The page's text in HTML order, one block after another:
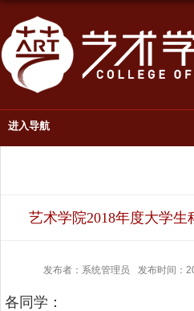
进入导航
艺术学院2018年度大学
发布者：系统管理员 发布时间：
各同学：